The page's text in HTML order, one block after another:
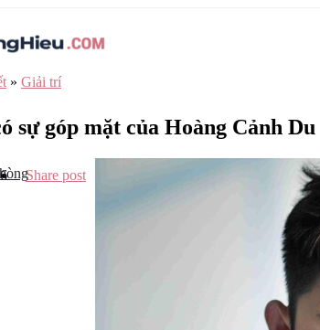
» Giải trí
sự góp mặt của Hoàng Cảnh Du
Share post